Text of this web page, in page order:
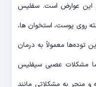
این عوارض است. سفلیس
روی پوست، استخوان ها،
توده‌ها معمولاً به درمان
مشکلات عصبی سیفلیس
و منجر به مشکلاتی مانند